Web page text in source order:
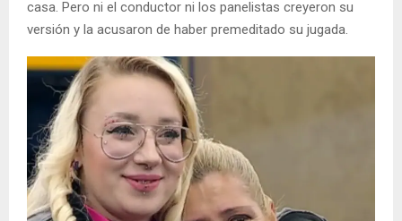
casa. Pero ni el conductor ni los panelistas creyeron su
versión y la acusaron de haber premeditado su jugada.